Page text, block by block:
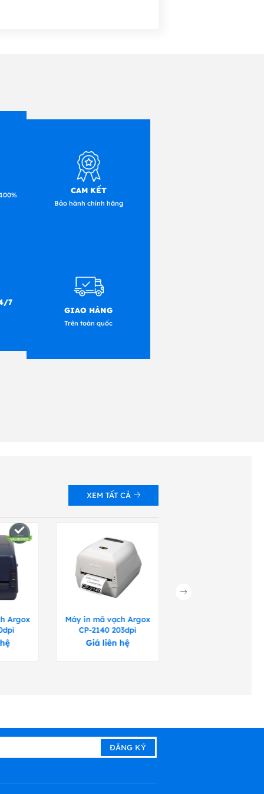
/ 16MB Flash ROM
truyền phương tiện
/ Win10)
đen, thẻ, vé bằng giấy
0,8 ”(20mm). Độ dày:
ra hoặc mặt mực vào:
CAM KẾT
Bảo hành chính hãng
7
GIAO HÀNG
Trên toàn quốc
XEM TẤT CẢ
Argox
Máy in mã vạch Argox
CP-2140 203dpi
Giá liên hệ